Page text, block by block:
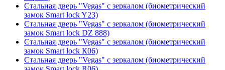
Стальная дверь "Vegas" с зеркалом (биометрический
замок Smart lock Y23)
Стальная дверь "Vegas" с зеркалом (биометрический
замок Smart lock DZ 888)
Стальная дверь "Vegas" с зеркалом (биометрический
замок Smart lock К06)
Стальная дверь "Vegas" с зеркалом (биометрический